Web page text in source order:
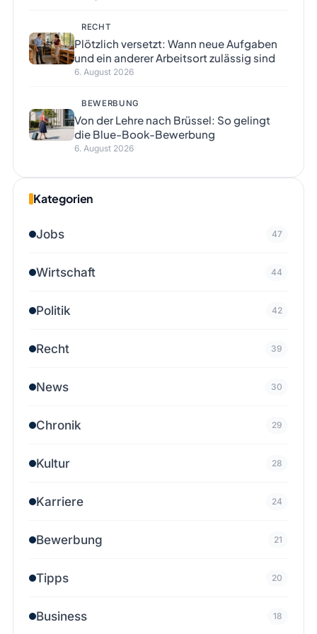
RECHT
Plötzlich versetzt: Wann neue Aufgaben
und ein anderer Arbeitsort zulässig sind
6. August 2026
BEWERBUNG
Von der Lehre nach Brüssel: So gelingt
die Blue-Book-Bewerbung
6. August 2026
Kategorien
Jobs 47
Wirtschaft 44
Politik 42
Recht 39
News 30
Chronik 29
Kultur 28
Karriere 24
Bewerbung 21
Tipps 20
Business 18